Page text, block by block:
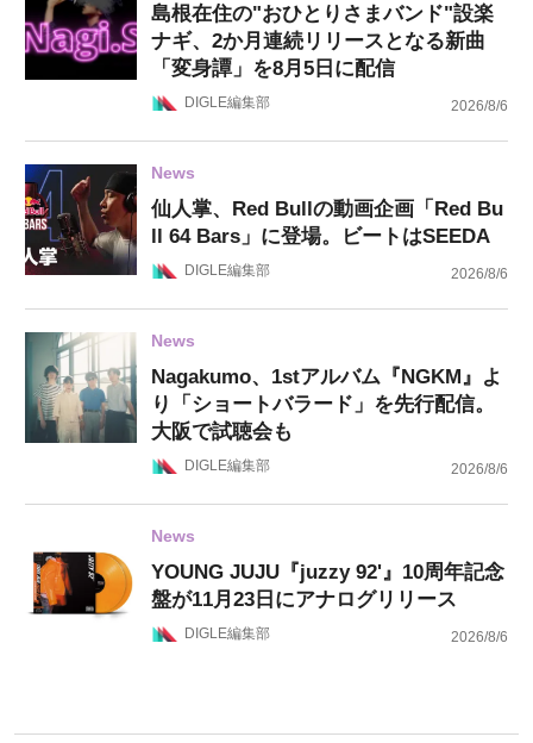
島根在住の"おひとりさまバンド"設楽
ナギ、2か月連続リリースとなる新曲
「変身譚」を8月5日に配信
DIGLE編集部 2026/8/6
News
仙人掌、Red Bullの動画企画「Red Bu
ll 64 Bars」に登場。ビートはSEEDA
DIGLE編集部 2026/8/6
News
Nagakumo、1stアルバム『NGKM』よ
り「ショートバラード」を先行配信。
大阪で試聴会も
DIGLE編集部 2026/8/6
News
YOUNG JUJU『juzzy 92'』10周年記念
盤が11月23日にアナログリリース
DIGLE編集部 2026/8/6